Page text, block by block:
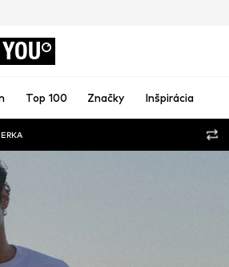
YOU
Top 100 Značky Inšpirácia